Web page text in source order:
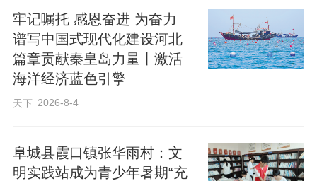
牢记嘱托 感恩奋进 为奋力
谱写中国式现代化建设河北
篇章贡献秦皇岛力量丨激活
海洋经济蓝色引擎
天下 2026-8-4
阜城县霞口镇张华雨村：文
明实践站成为青少年暑期“充